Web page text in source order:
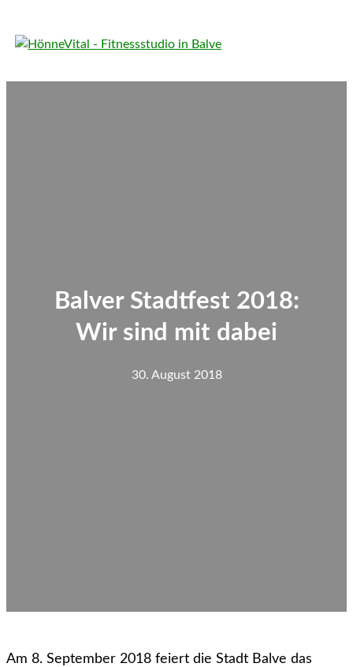
Balver Stadtfest 2018:
Wir sind mit dabei
30. August 2018
Am 8. September 2018 feiert die Stadt Balve das